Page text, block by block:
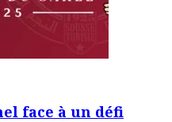
face à un défi